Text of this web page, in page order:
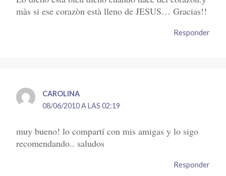
màs si ese corazòn està lleno de JESUS… Gracias!!
Responder
CAROLINA
08/06/2010 A LAS 02:19
muy bueno! lo compartí con mis amigas y lo sigo
recomendando.. saludos
Responder